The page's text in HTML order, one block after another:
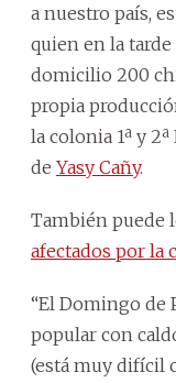
a nuestro país,
quien en la
domicilio 200
propia
la colonia 1ª y
de Yasy Cañy.
También puede
afectados por la
“El Domingo de
popular con
(está muy difícil